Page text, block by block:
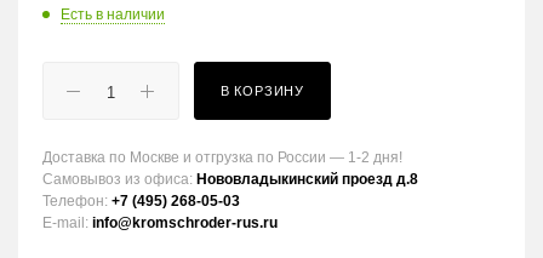
Есть в наличии
В КОРЗИНУ
Доставка по Москве и отгрузка по России — 1-2 дня!
Самовывоз из офиса: Нововладыкинский проезд д.8
Телефон: +7 (495) 268-05-03
E-mail: info@kromschroder-rus.ru